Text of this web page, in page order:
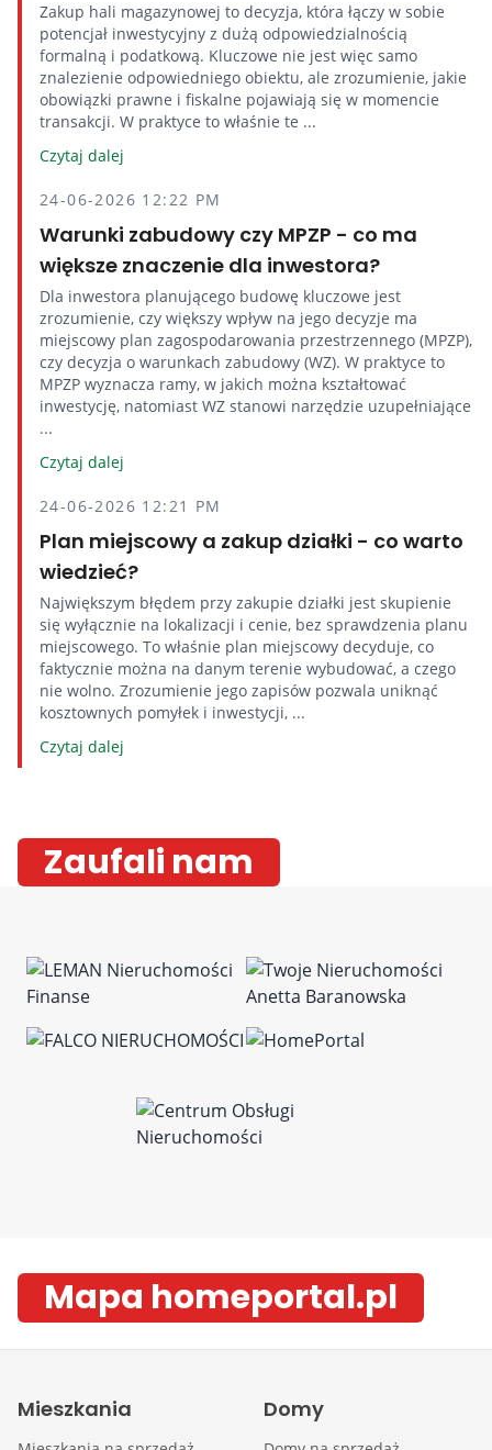
Zakup hali magazynowej to decyzja, która łączy w sobie
potencjał inwestycyjny z dużą odpowiedzialnością
formalną i podatkową. Kluczowe nie jest więc samo
znalezienie odpowiedniego obiektu, ale zrozumienie, jakie
obowiązki prawne i fiskalne pojawiają się w momencie
transakcji. W praktyce to właśnie te ...
Czytaj dalej
24-06-2026 12:22 PM
Warunki zabudowy czy MPZP - co ma
większe znaczenie dla inwestora?
Dla inwestora planującego budowę kluczowe jest
zrozumienie, czy większy wpływ na jego decyzje ma
miejscowy plan zagospodarowania przestrzennego (MPZP),
czy decyzja o warunkach zabudowy (WZ). W praktyce to
MPZP wyznacza ramy, w jakich można kształtować
inwestycję, natomiast WZ stanowi narzędzie uzupełniające
...
Czytaj dalej
24-06-2026 12:21 PM
Plan miejscowy a zakup działki - co warto
wiedzieć?
Największym błędem przy zakupie działki jest skupienie
się wyłącznie na lokalizacji i cenie, bez sprawdzenia planu
miejscowego. To właśnie plan miejscowy decyduje, co
faktycznie można na danym terenie wybudować, a czego
nie wolno. Zrozumienie jego zapisów pozwala uniknąć
kosztownych pomyłek i inwestycji, ...
Czytaj dalej
Zaufali nam
Mapa homeportal.pl
Mieszkania Domy